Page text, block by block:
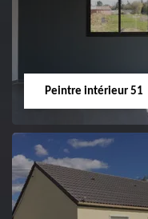
51
Peintre intérieur 51
Peintre intérieur